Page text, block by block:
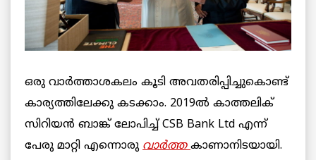
ഒരു വാർത്താശകലം കൂടി അവതരിപ്പിച്ചുകൊണ്ട്
കാര്യത്തിലേക്കു കടക്കാം. 2019ൽ കാത്തലിക്
സിറിയൻ ബാങ്ക് ലോപിച്ച് CSB Bank Ltd എന്ന്
പേരു മാറ്റി എന്നൊരു വാർത്ത കാണാനിടയായി.